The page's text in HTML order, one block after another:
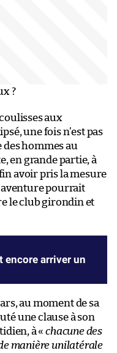
?
aux
une fois n’est pas
hommes au
en grande partie, à
avoir pris la mesure
pourrait
le club girondin et
encore arriver un
au moment de sa
une clause à son
à «chacune des
manière unilatérale